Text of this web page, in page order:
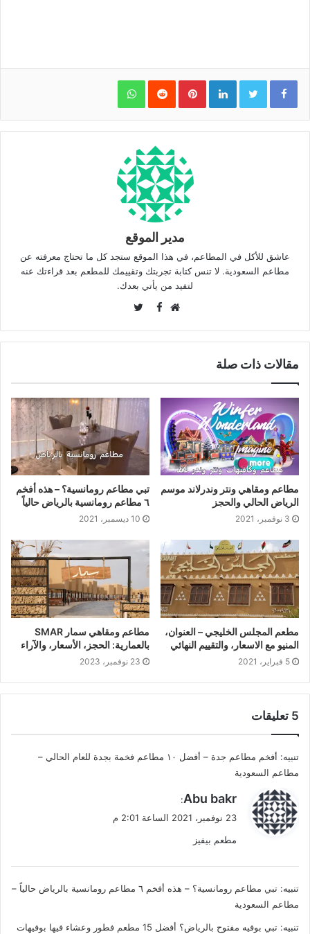
LinkedIn
Pinterest
WhatsApp
مدير الموقع
عاشق للأكل في المطاعم، في هذا الموقع ستجد كل ما تحتاج معرفته عن
مطاعم السعودية. لا تنس كتابة تجربتك وتقييمك للمطعم بعد قراءتك عنه
لتفيد من يأتي بعدك.
Facebook
مقالات ذات صلة
مطاعم ومقاهي ونتر وندرلاند موسم
الرياض الحالي والحجز
3 نوفمبر، 2021
تبي مطاعم رومانسية؟ – هذه أفخم
٦ مطاعم رومانسية بالرياض حالياً
10 ديسمبر، 2021
مطعم المجلس الخليجي – العنوان،
المنيو مع الاسعار، والتقييم النهائي
5 فبراير، 2021
مطاعم ومقاهي سمار SMAR
بالعمارية: الحجز، الأسعار، والآراء
23 نوفمبر، 2023
‫5 تعليقات
تنبيه:
أفخم مطاعم جدة – أفضل ١٠ مطاعم فخمة بجدة للعام الحالي –
مطاعم السعودية
ي
ل
Abu bakr
:
23 نوفمبر، 2021 الساعة 2:01 م
مطعم بيفيز
تنبيه:
تبي مطاعم رومانسية؟ – هذه أفخم ٦ مطاعم رومانسية بالرياض حالياً –
مطاعم السعودية
تنبيه:
تبي بوفيه مفتوح بالرياض؟ أفضل 15 مطعم فطور وعشاء فيها بوفيهات